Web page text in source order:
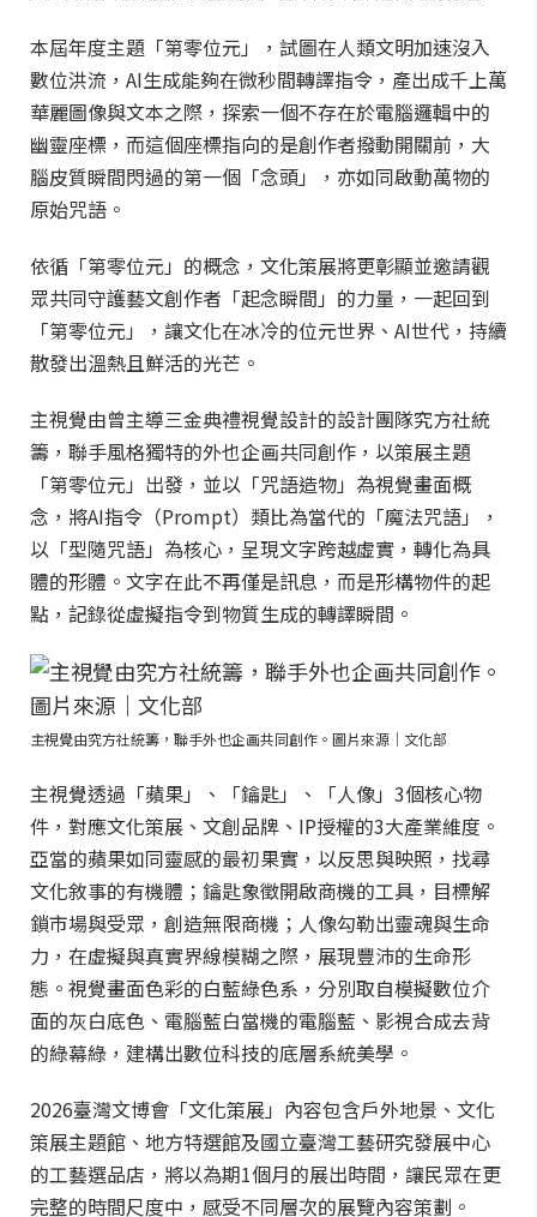
本屆年度主題「第零位元」，試圖在人類文明加速沒入
數位洪流，AI生成能夠在微秒間轉譯指令，產出成千上萬
華麗圖像與文本之際，探索一個不存在於電腦邏輯中的
幽靈座標，而這個座標指向的是創作者撥動開關前，大
腦皮質瞬間閃過的第一個「念頭」，亦如同啟動萬物的
原始咒語。
依循「第零位元」的概念，文化策展將更彰顯並邀請觀
眾共同守護藝文創作者「起念瞬間」的力量，一起回到
「第零位元」，讓文化在冰冷的位元世界、AI世代，持續
散發出溫熱且鮮活的光芒。
主視覺由曾主導三金典禮視覺設計的設計團隊究方社統
籌，聯手風格獨特的外也企画共同創作，以策展主題
「第零位元」出發，並以「咒語造物」為視覺畫面概
念，將AI指令（Prompt）類比為當代的「魔法咒語」，
以「型隨咒語」為核心，呈現文字跨越虛實，轉化為具
體的形體。文字在此不再僅是訊息，而是形構物件的起
點，記錄從虛擬指令到物質生成的轉譯瞬間。
主視覺由究方社統籌，聯手外也企画共同創作。圖片來源｜文化部
主視覺透過「蘋果」、「鑰匙」、「人像」3個核心物
件，對應文化策展、文創品牌、IP授權的3大產業維度。
亞當的蘋果如同靈感的最初果實，以反思與映照，找尋
文化敘事的有機體；鑰匙象徵開啟商機的工具，目標解
鎖市場與受眾，創造無限商機；人像勾勒出靈魂與生命
力，在虛擬與真實界線模糊之際，展現豐沛的生命形
態。視覺畫面色彩的白藍綠色系，分別取自模擬數位介
面的灰白底色、電腦藍白當機的電腦藍、影視合成去背
的綠幕綠，建構出數位科技的底層系統美學。
2026臺灣文博會「文化策展」內容包含戶外地景、文化
策展主題館、地方特選館及國立臺灣工藝研究發展中心
的工藝選品店，將以為期1個月的展出時間，讓民眾在更
完整的時間尺度中，感受不同層次的展覽內容策劃。